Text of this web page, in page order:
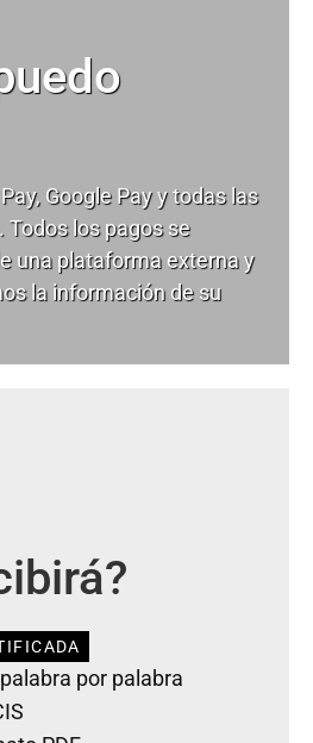
Google Pay y todas las
los pagos se
una plataforma externa y
la información de su
por palabra